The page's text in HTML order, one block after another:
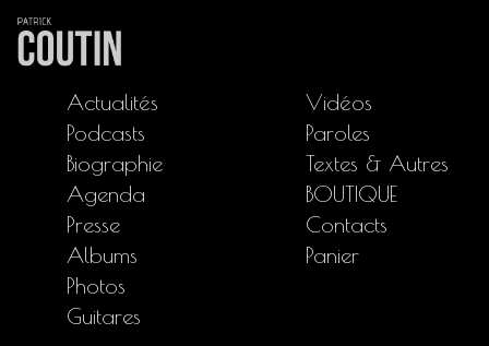
Actualités
Podcasts
Biographie
Agenda
Presse
Albums
Photos
Guitares
Vidéos
Paroles
Textes & Autres
BOUTIQUE
Contacts
Panier